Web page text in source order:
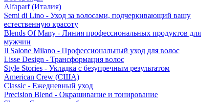
Alfaparf (Италия)
Semi di Lino - Уход за волосами, подчеркивающий вашу
естественную красоту
Blends Of Many - Линия профессиональных продуктов для
мужчин
Il Salone Milano - Профессиональный уход для волос
Lisse Design - Трансформация волос
Style Stories - Укладка с безупречным результатом
American Crew (США)
Classic - Ежедневный уход
Precision Blend - Окрашивание и тонирование